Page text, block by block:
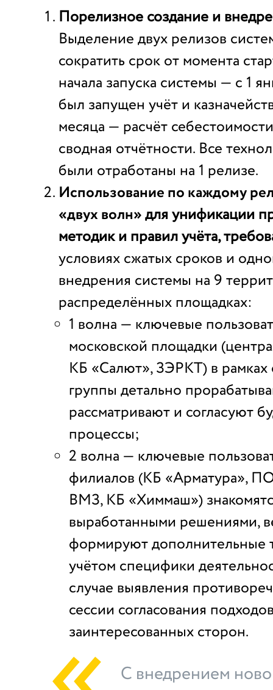
Порелизное создание и
Выделение двух релизов
сократить срок от момента
начала запуска системы — с 1
был запущен учёт и
месяца — расчёт
сводная отчётности. Все
были отработаны на 1 релизе.
Использование по каждому
«двух волн»для унификации
методик и правил учёта,
условиях сжатых сроков и
внедрения системы на 9
распределённых площадках:
1 волна — ключевые
московской площадки
КБ «Салют», ЗЭРКТ) в
группы детально
рассматривают и согласуют
процессы;
2 волна — ключевые
филиалов (КБ «Арматура»,
ВМЗ, КБ «Химмаш»)
выработанными решениями,
формируют дополнительные
учётом специфики
случае выявления
сессии согласования
заинтересованных сторон.
С внедрением